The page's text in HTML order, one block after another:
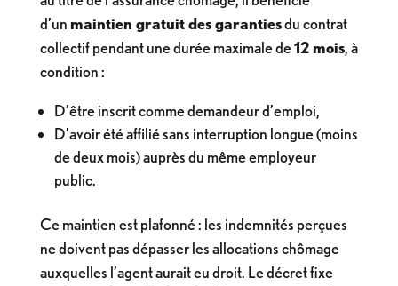
d’unmaintien gratuit des garantiesdu contrat
collectif pendant une durée maximale de12 mois, à
condition :
D’être inscrit comme demandeur d’emploi,
D’avoir été affilié sans interruption longue (moins
de deux mois) auprès du même employeur
public.
Ce maintien est plafonné : les indemnités perçues
ne doivent pas dépasser les allocations chômage
auxquelles l’agent aurait eu droit. Le décret fixe